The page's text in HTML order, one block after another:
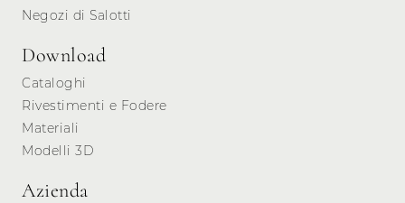
Negozi di Salotti
Download
Cataloghi
Rivestimenti e Fodere
Materiali
Modelli 3D
Azienda